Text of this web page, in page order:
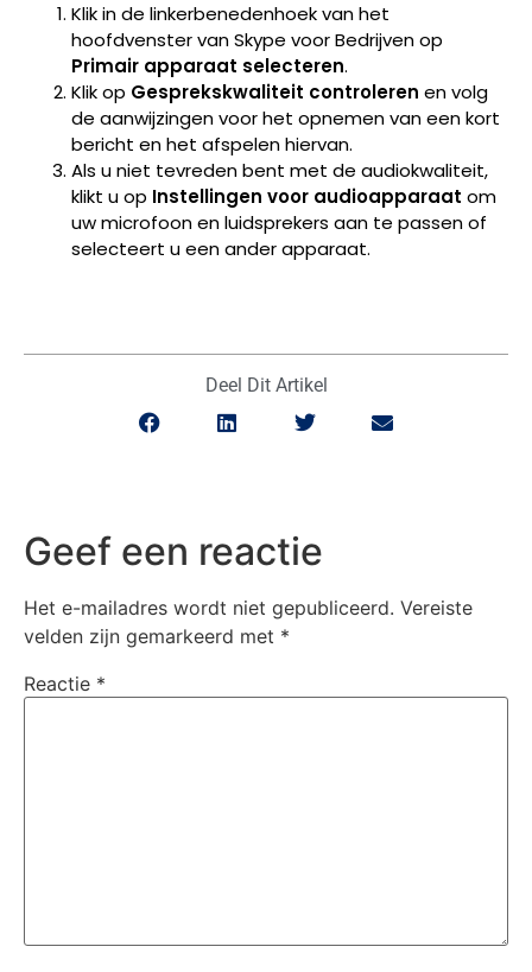
Klik in de linkerbenedenhoek van het
hoofdvenster van Skype voor Bedrijven op
Primair apparaat selecteren.
Klik op Gesprekskwaliteit controleren en volg
de aanwijzingen voor het opnemen van een kort
bericht en het afspelen hiervan.
Als u niet tevreden bent met de audiokwaliteit,
klikt u op Instellingen voor audioapparaat om
uw microfoon en luidsprekers aan te passen of
selecteert u een ander apparaat.
Deel Dit Artikel
Geef een reactie
Het e-mailadres wordt niet gepubliceerd. Vereiste
velden zijn gemarkeerd met *
Reactie *